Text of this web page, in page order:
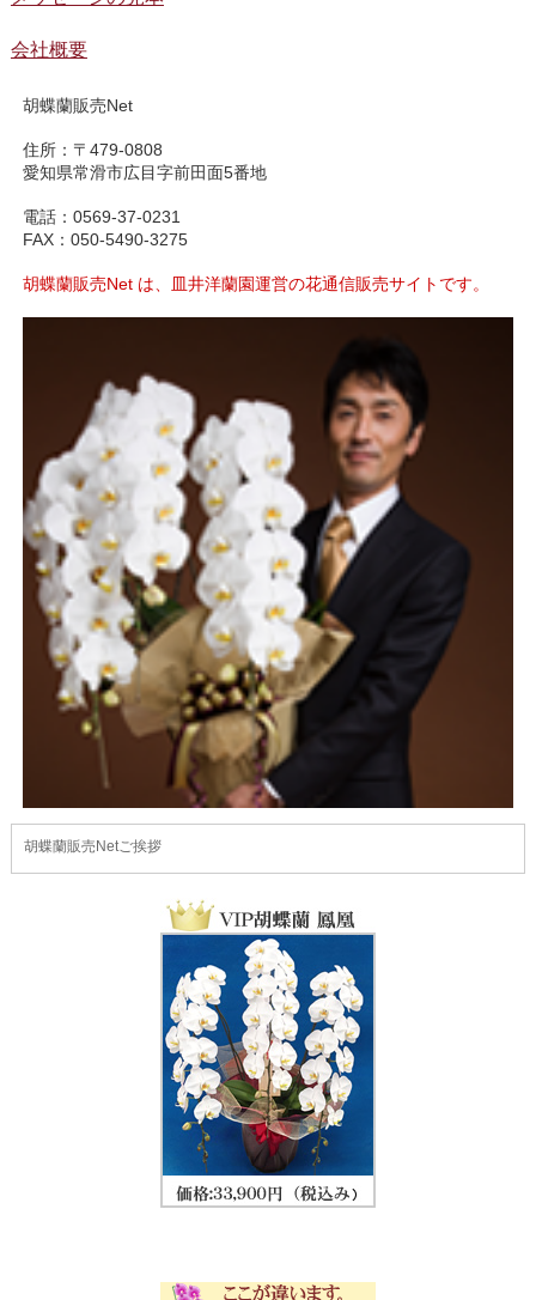
会社概要
胡蝶蘭販売Net
住所：〒479-0808
愛知県常滑市広目字前田面5番地
電話：0569-37-0231
FAX：050-5490-3275
胡蝶蘭販売Net は、皿井洋蘭園運営の花通信販売サイトです。
胡蝶蘭販売Netご挨拶